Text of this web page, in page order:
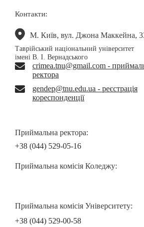
Контакти:
М. Київ, вул. Джона Маккейна,
Таврійський національний університет
імені В. І. Вернадського
crimea.tnu@gmail.com -
ректора
gendep@tnu.edu.ua - реєстрація
кореспонденції
Приймальна ректора:
+38 (044) 529-05-16
Приймальна комісія Коледжу:
Приймальна комісія Університету:
+38 (044) 529-00-58